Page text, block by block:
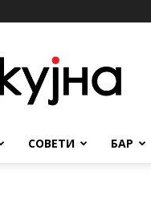
СОВЕТИ БАР